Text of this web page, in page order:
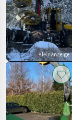
Kleinanzeige